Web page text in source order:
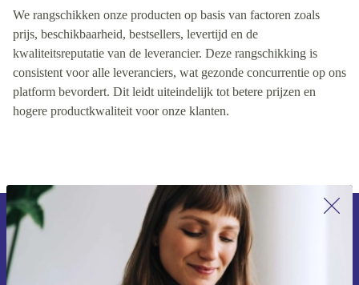
We rangschikken onze producten op basis van factoren zoals
prijs, beschikbaarheid, bestsellers, levertijd en de
kwaliteitsreputatie van de leverancier. Deze rangschikking is
consistent voor alle leveranciers, wat gezonde concurrentie op ons
platform bevordert. Dit leidt uiteindelijk tot betere prijzen en
hogere productkwaliteit voor onze klanten.
Meld je aan voor onze nieuwsbrief en
ontvang €15 korting!
Mis nooit meer een aanbieding.